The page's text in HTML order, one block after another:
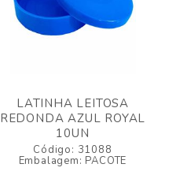
LATINHA LEITOSA
REDONDA AZUL ROYAL
10UN
Código: 31088
Embalagem: PACOTE